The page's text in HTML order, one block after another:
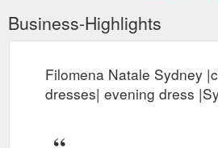
Business-Highlights
Filomena Natale Sydney
dresses| evening dress